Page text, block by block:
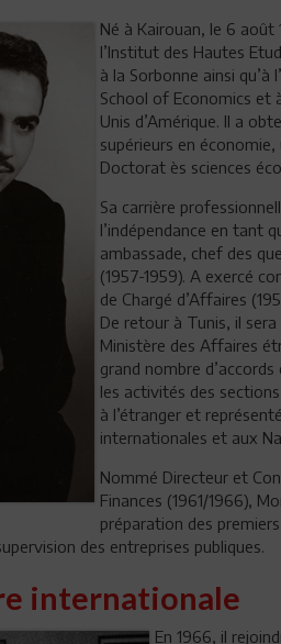
Né à Kairouan, le 6 août
l’Institut des Hautes
à la Sorbonne ainsi qu’à
School of Economics et
Unis d’Amérique. Il a
supérieurs en
Doctorat ès sciences
Sa carrière
l’indépendance en tant
ambassade, chef des
(1957-1959). A exercé
de Chargé d’Affaires
De retour à Tunis, il
Ministère des Affaires
grand nombre
les activités des
à l’étranger et
internationales et aux
Nommé Directeur et
Finances (1961/1966),
préparation des
des entreprises publiques.
internationale
En 1966, il